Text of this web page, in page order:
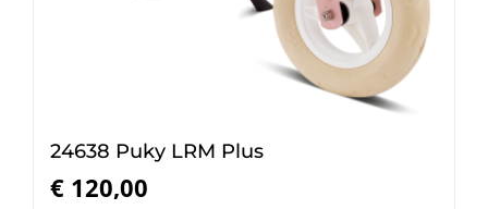
24638 Puky LRM Plus
€ 120,00